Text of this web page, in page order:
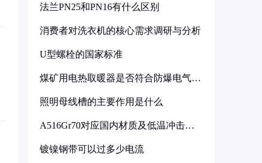
法兰PN25和PN16有什么区别
消费者对洗衣机的核心需求调研与分析
U型螺栓的国家标准
煤矿用电热取暖器是否符合防爆电气设
照明母线槽的主要作用是什么
A516Gr70对应国内材质及低温冲击要
镀镍钢带可以过多少电流